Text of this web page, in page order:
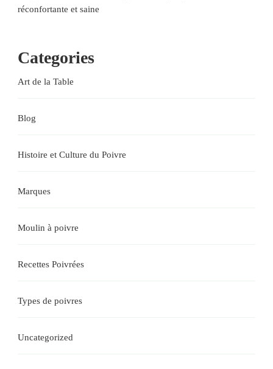
réconfortante et saine
Categories
Art de la Table
Blog
Histoire et Culture du Poivre
Marques
Moulin à poivre
Recettes Poivrées
Types de poivres
Uncategorized